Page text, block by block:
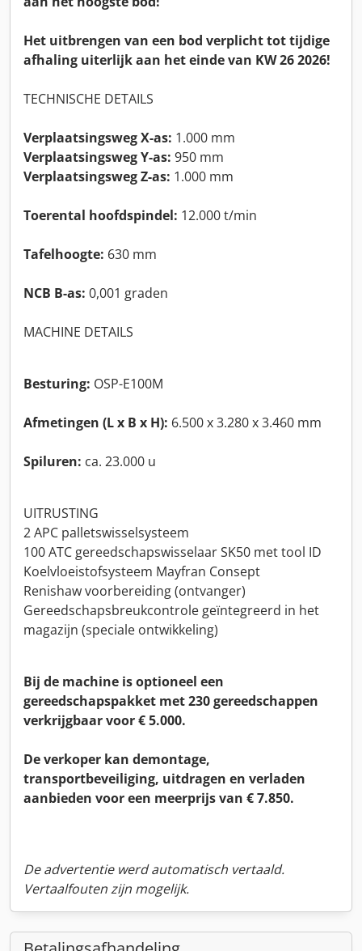
Het uitbrengen van een bod verplicht tot tijdige
afhaling uiterlijk aan het einde van KW 26 2026!
TECHNISCHE DETAILS
Verplaatsingsweg X-as: 1.000 mm
Verplaatsingsweg Y-as: 950 mm
Verplaatsingsweg Z-as: 1.000 mm
Toerental hoofdspindel: 12.000 t/min
Tafelhoogte: 630 mm
NCB B-as: 0,001 graden
MACHINE DETAILS
Besturing: OSP-E100M
Afmetingen (L x B x H): 6.500 x 3.280 x 3.460 mm
Spiluren: ca. 23.000 u
UITRUSTING
2 APC palletswisselsysteem
100 ATC gereedschapswisselaar SK50 met tool ID
Koelvloeistofsysteem Mayfran Consept
Renishaw voorbereiding (ontvanger)
Gereedschapsbreukcontrole geïntegreerd in het
magazijn (speciale ontwikkeling)
Bij de machine is optioneel een
gereedschapspakket met 230 gereedschappen
verkrijgbaar voor € 5.000.
De verkoper kan demontage,
transportbeveiliging, uitdragen en verladen
aanbieden voor een meerprijs van € 7.850.
De advertentie werd automatisch vertaald.
Vertaalfouten zijn mogelijk.